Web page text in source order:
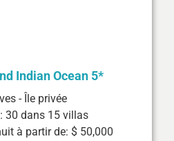
Indian Ocean 5*
- Île privée
30 dans 15 villas
à partir de: $ 50,000